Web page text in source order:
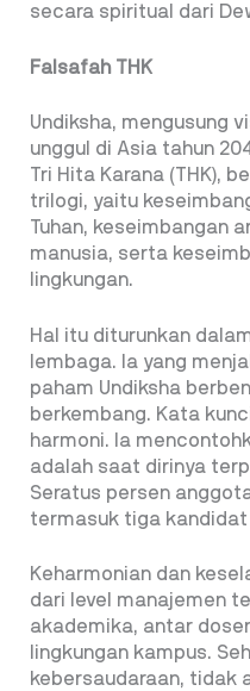
secara spiritual dari
Falsafah THK
Undiksha, mengusung
unggul di Asia tahun
Tri Hita Karana (THK),
trilogi, yaitu
Tuhan, keseimbangan
manusia, serta
lingkungan.
Hal itu diturunkan
lembaga. Ia yang
paham Undiksha
berkembang. Kata
harmoni. Ia
adalah saat dirinya
Seratus persen
termasuk tiga
Keharmonian dan
dari level manajemen
akademika, antar
lingkungan kampus.
kebersaudaraan, tidak